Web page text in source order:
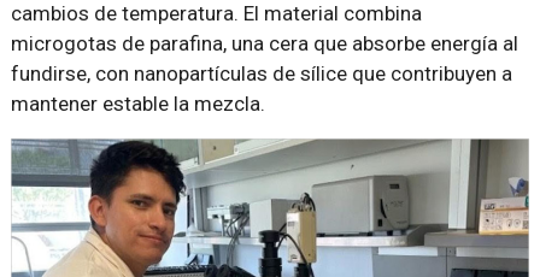
cambios de temperatura. El material combina
microgotas de parafina, una cera que absorbe energía al
fundirse, con nanopartículas de sílice que contribuyen a
mantener estable la mezcla.